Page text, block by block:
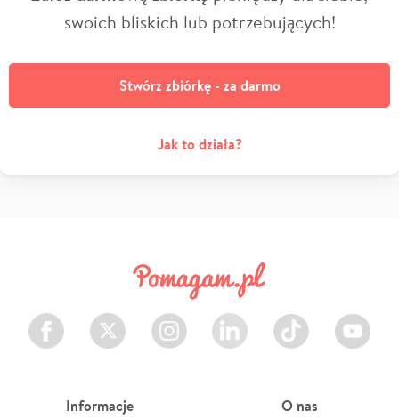
swoich bliskich lub potrzebujących!
Stwórz zbiórkę - za darmo
Jak to działa?
Facebook Twitter Instagram LinkedIn TikTok Youtube
Informacje O nas